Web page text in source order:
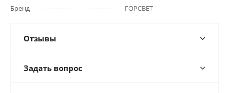
Бренд
ГОРСВЕТ
Отзывы
Задать вопрос